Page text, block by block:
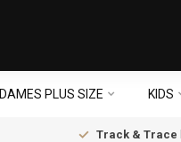
DAMES PLUS SIZE KIDS
Track & Trace